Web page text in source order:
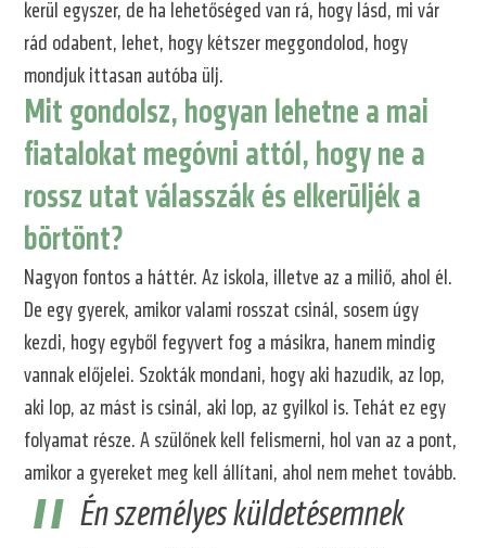
kerül egyszer, de ha lehetőséged van rá, hogy lásd, mi vár
rád odabent, lehet, hogy kétszer meggondolod, hogy
mondjuk ittasan autóba ülj.
Mit gondolsz, hogyan lehetne a mai
fiatalokat megóvni attól, hogy ne a
rossz utat válasszák és elkerüljék a
börtönt?
Nagyon fontos a háttér. Az iskola, illetve az a miliő, ahol él.
De egy gyerek, amikor valami rosszat csinál, sosem úgy
kezdi, hogy egyből fegyvert fog a másikra, hanem mindig
vannak előjelei. Szokták mondani, hogy aki hazudik, az lop,
aki lop, az mást is csinál, aki lop, az gyilkol is. Tehát ez egy
folyamat része. A szülőnek kell felismerni, hol van az a pont,
amikor a gyereket meg kell állítani, ahol nem mehet tovább.
Én személyes küldetésemnek